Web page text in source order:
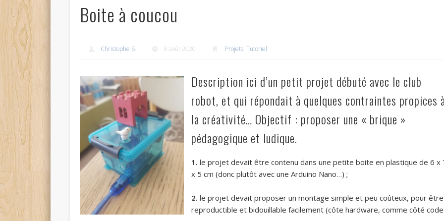
Boite à coucou
Christophe S 8 août 2020 Projets, Tutoriel
Description ici d’un petit projet débuté avec le club
robot, et qui répondait à quelques contraintes propices
la créativité… Objectif : proposer une « brique »
pédagogique et ludique.
1. le projet devait être contenu dans une petite boite en plastique de 6 x
x 5 cm (donc plutôt avec une Arduino Nano…) ;
2. le projet devait proposer un montage simple et peu coûteux, pour être
reproductible et bidouillable facilement (côte hardware, comme côté